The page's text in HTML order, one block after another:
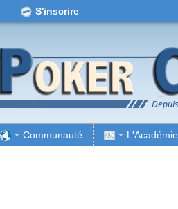
S'inscrire
Communauté L'Académie